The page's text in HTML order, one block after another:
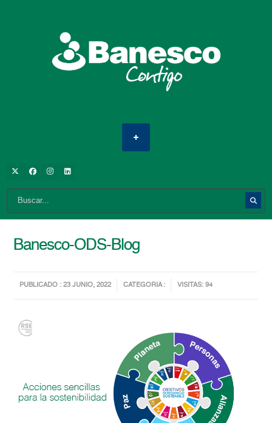
Banesco-ODS-Blog
PUBLICADO : 23 JUNIO, 2022 CATEGORIA : VISITAS: 94